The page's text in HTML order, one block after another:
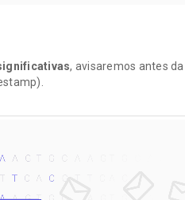
, avisaremos antes